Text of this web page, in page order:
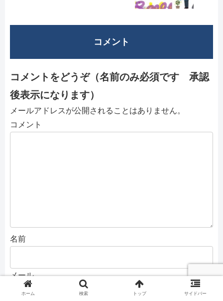
コメント
コメントをどうぞ（名前のみ必須です 承認
後表示になります）
メールアドレスが公開されることはありません。
コメント
名前
メール
ホーム 検索 トップ サイドバー